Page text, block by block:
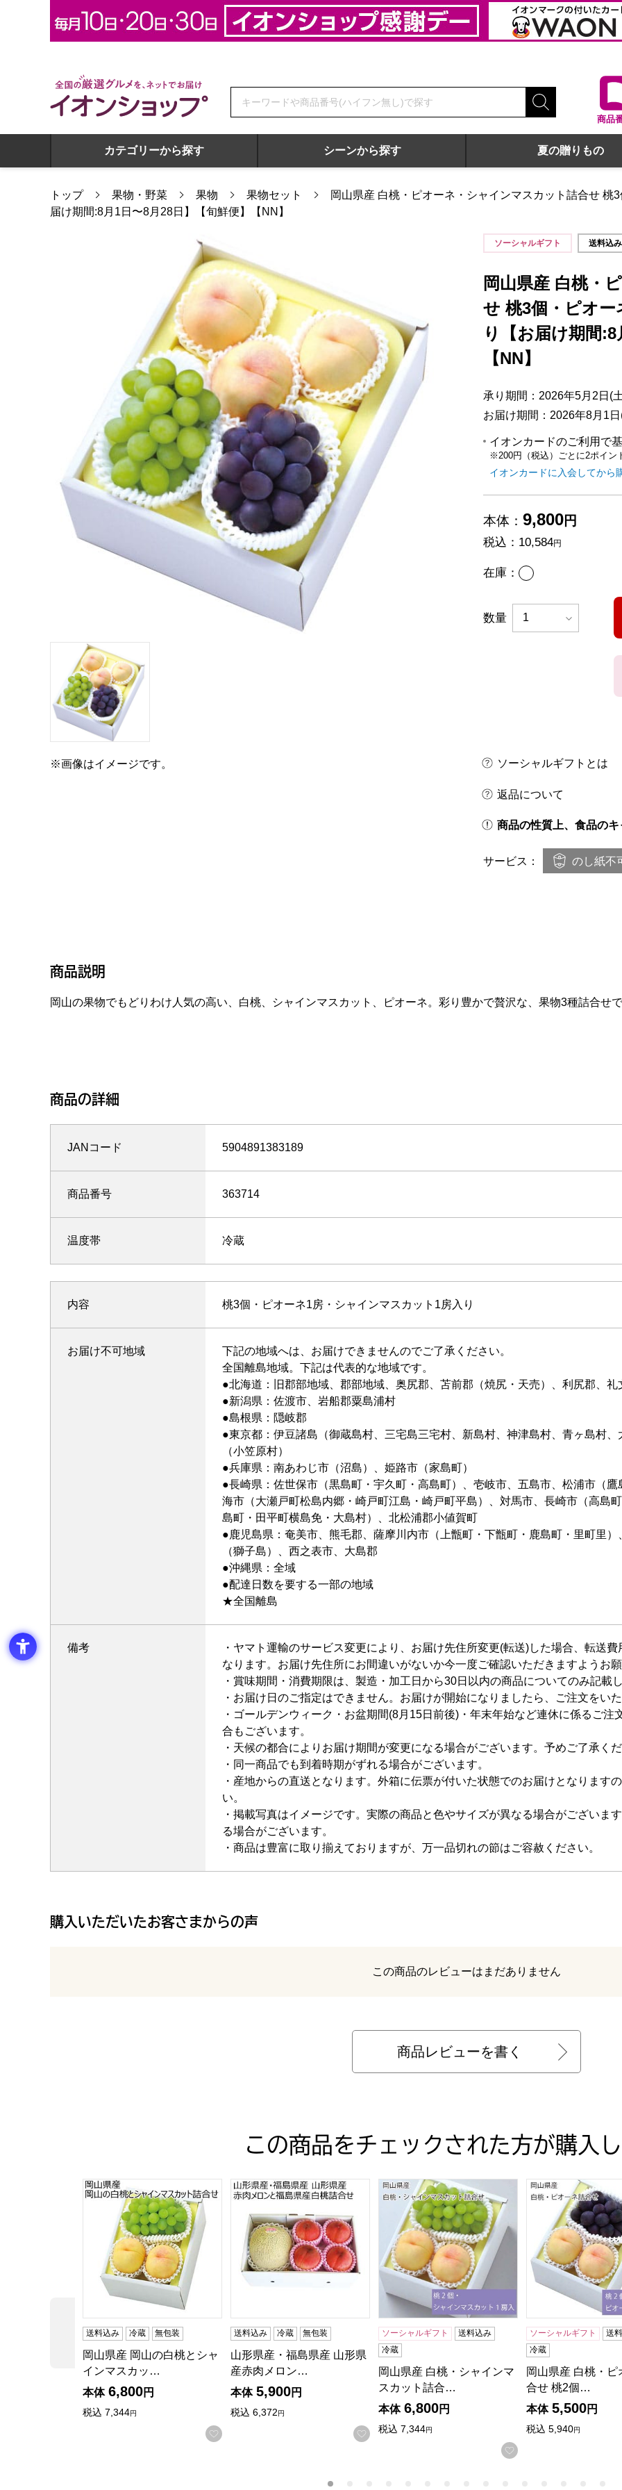
全国の厳選グルメを、ネットでお届け イオンショップ
商品
カテゴリーから探す シーンから探す 夏の贈りもの
トップ 果物・野菜 果物 果物セット
岡山県産 白桃・ピオーネ・シャインマスカット詰合せ
届け期間:8月1日〜8月28日】【旬鮮便】【NN】
岡山県産 白桃・ピオーネ・シャインマスカット詰合せ 桃3個・ピオーネ1房・シャインマスカット1房入り【お届け期間:8月
※画像はイメージです。
ソーシャルギフト 送料込み
岡山県産 白桃・
せ 桃3個・ピオ
り【お届け期間
【NN】
承り期間：2026年5月2日(
お届け期間：2026年8月1
イオンカードのご利用で
※200円（税込）ごとに2ポイン
イオンカードに入会してから
本体： 9,800円
税込： 10,584円
在庫： あり
数量
ソーシャルギフトとは
返品について
商品の性質上、食品の
サービス： のし紙不
商品説明
岡山の果物でもどりわけ人気の高い、白桃、シャインマスカット、ピオーネ。彩り豊かで贅沢な、果物3種詰合せ
商品の詳細
JANコード 5904891383189
商品番号 363714
温度帯 冷蔵
内容 桃3個・ピオーネ1房・シャインマスカット1房入り
お届け不可地域
下記の地域へは、お届けできませんのでご了承ください。
全国離島地域。下記は代表的な地域です。
●北海道：旧郡部地域、郡部地域、奥尻郡、苫前郡（焼尻・天売）、利尻郡、礼
●新潟県：佐渡市、岩船郡粟島浦村
●島根県：隠岐郡
●東京都：伊豆諸島（御蔵島村、三宅島三宅村、新島村、神津島村、青ヶ島村
（小笠原村）
●兵庫県：南あわじ市（沼島）、姫路市（家島町）
●長崎県：佐世保市（黒島町・宇久町・高島町）、壱岐市、五島市、松浦市（
海市（大瀬戸町松島内郷・崎戸町江島・崎戸町平島）、対馬市、長崎市（高島
島町・田平町横島免・大島村）、北松浦郡小値賀町
●鹿児島県：奄美市、熊毛郡、薩摩川内市（上甑町・下甑町・鹿島町・里町里
（獅子島）、西之表市、大島郡
●沖縄県：全域
●配達日数を要する一部の地域
★全国離島
備考
・ヤマト運輸のサービス変更により、お届け先住所変更(転送)した場合、転送
なります。お届け先住所にお間違いがないか今一度ご確認いただきますようお
・賞味期間・消費期限は、製造・加工日から30日以内の商品についてのみ記載
・お届け日のご指定はできません。お届けが開始になりましたら、ご注文をい
・ゴールデンウィーク・お盆期間(8月15日前後)・年末年始など連休に係るご
合もございます。
・天候の都合によりお届け期間が変更になる場合がございます。予めご了承く
・同一商品でも到着時期がずれる場合がございます。
・産地からの直送となります。外箱に伝票が付いた状態でのお届けとなります
い。
・掲載写真はイメージです。実際の商品と色やサイズが異なる場合がございま
る場合がございます。
・商品は豊富に取り揃えておりますが、万一品切れの節はご容赦ください。
購入いただいたお客さまからの声
レビュー
この商品のレビューはまだありません
商品レビューを書く
この商品をチェックされた方が購入
前の商品
岡山県産 岡山の白桃とシャインマスカット詰合せ(お届け期間：8/1〜8/25)【夏の贈りもの・お中元】
送料込み 冷蔵 無包装
岡山県産 岡山の白桃とシャ
インマスカッ…
本体 6,800円
税込 7,344円
お気に入りに登録する
山形県産・福島県産 山形県産赤肉メロンと福島県産白桃詰合せ(お届け期間：
送料込み 冷蔵 無包装
山形県産・福島県産 山形県
産赤肉メロン…
本体 5,900円
税込 6,372円
お気に入りに登録する
岡山県産 白桃・シャインマスカット詰合せ 桃
ソーシャルギフト
送料込み
冷蔵
岡山県産 白桃・シャインマ
スカット詰合…
本体 6,800円
税込 7,344円
お気に入りに登録す
岡山県産 白桃・
ソーシャルギフト
送
冷蔵
岡山県産 白桃・ピ
合せ 桃2個…
本体 5,500円
税込 5,940円